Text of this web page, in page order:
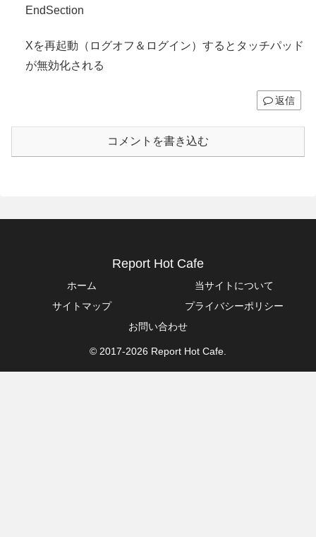
EndSection
Xを再起動（ログオフ＆ログイン）するとタッチパッド
が無効化される
返信
コメントを書き込む
Report Hot Cafe
ホーム
当サイトについて
サイトマップ
プライバシーポリシー
お問い合わせ
© 2017-2026 Report Hot Cafe.